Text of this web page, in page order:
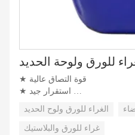
للورق ولوحة الحديد
الغراء للورق ولوح الحديد
غراء للورق والبلاستيك